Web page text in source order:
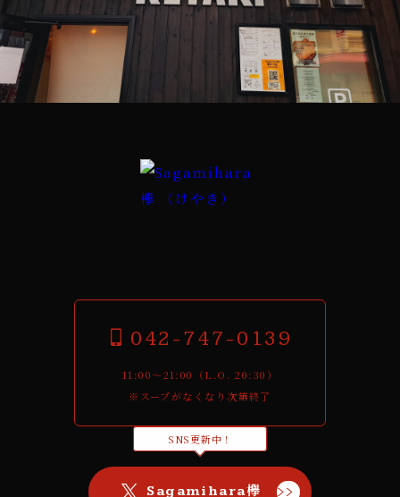
042-747-0139
11:00〜21:00（L.O. 20:30）
※スープがなくなり次第終了
SNS更新中！
Sagamihara欅